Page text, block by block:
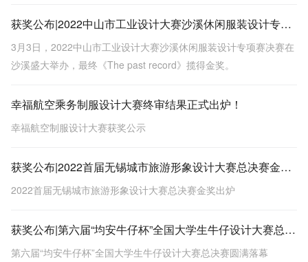
获奖公布|2022中山市工业设计大赛沙溪休闲服装设计专项赛金奖出炉
3月3日，2022中山市工业设计大赛沙溪休闲服装设计专项赛决赛在
沙溪盛大举办，最终《The past record》揽得金奖。
幸福航空乘务制服设计大赛终审结果正式出炉！
幸福航空制服设计大赛获奖公示
获奖公布|2022首届无锡城市旅游形象设计大赛总决赛金奖出炉
2022首届无锡城市旅游形象设计大赛总决赛金奖出炉
获奖公布|第六届“均安牛仔杯”全国大学生牛仔设计大赛总决赛圆满落幕
第六届“均安牛仔杯”全国大学生牛仔设计大赛总决赛圆满落幕